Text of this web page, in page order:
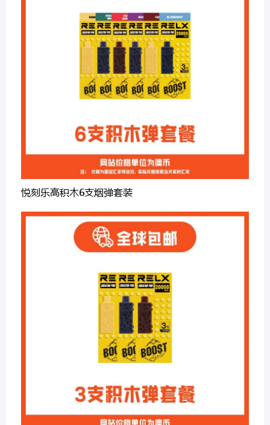
悦刻乐高积木6支烟弹套装